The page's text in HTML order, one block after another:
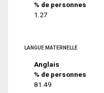
% de personnes
1.27
LANGUE MATERNELLE
Anglais
% de personnes
81.49